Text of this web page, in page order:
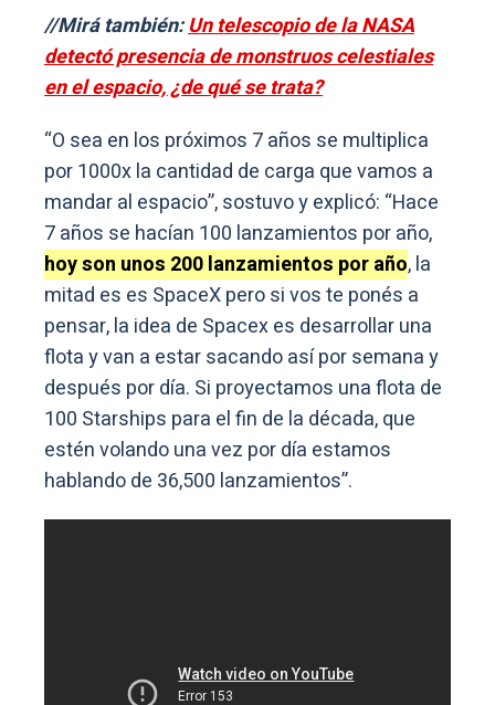
//Mirá también:Un telescopio de la NASA
detectó presencia de monstruos celestiales
en el espacio, ¿de qué se trata?
“O sea en los próximos 7 años se multiplica
por 1000x la cantidad de carga que vamos a
mandar al espacio”, sostuvo y explicó: “Hace
7 años se hacían 100 lanzamientos por año,
hoy son unos 200 lanzamientos por año, la
mitad es es SpaceX pero si vos te ponés a
pensar, la idea de Spacex es desarrollar una
flota y van a estar sacando así por semana y
después por día. Si proyectamos una flota de
100 Starships para el fin de la década, que
estén volando una vez por día estamos
hablando de 36,500 lanzamientos”.